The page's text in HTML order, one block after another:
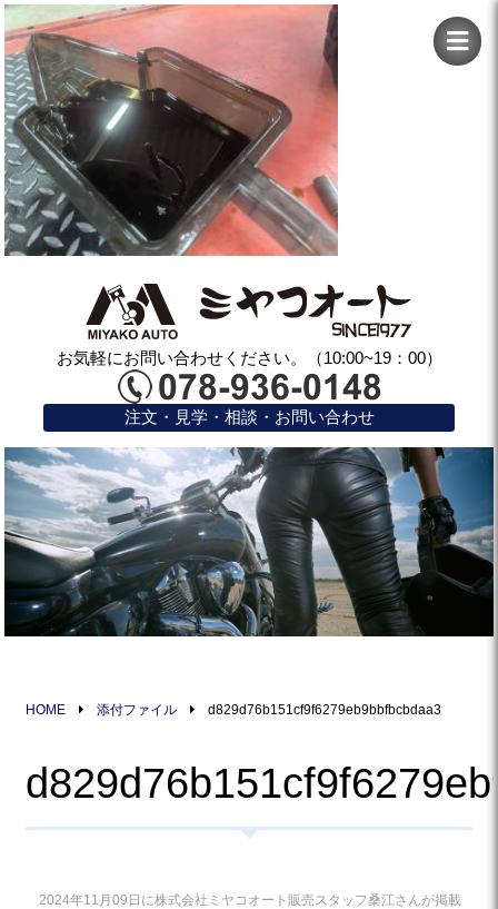
お気軽にお問い合わせください。（10:00~19：00）
注文・見学・相談・お問い合わせ
HOME 添付ファイル d829d76b151cf9f6279eb9bbfbcbdaa3
2024年11月09日に株式会社ミヤコオート販売スタッフ桑江さんが掲載